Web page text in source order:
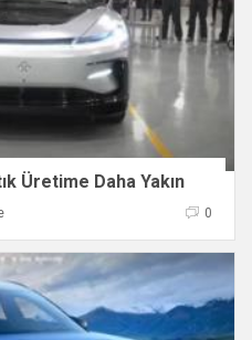
Üretime Daha Yakın
0